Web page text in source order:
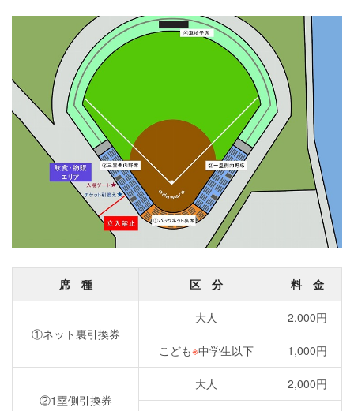
席 種 区 分 料 金
①ネット裏引換券
大人 2,000円
こども※中学生以下 1,000円
②1塁側引換券
大人 2,000円